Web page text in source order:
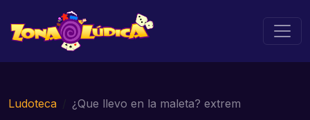
Ludoteca ¿Que llevo en la maleta? extrem